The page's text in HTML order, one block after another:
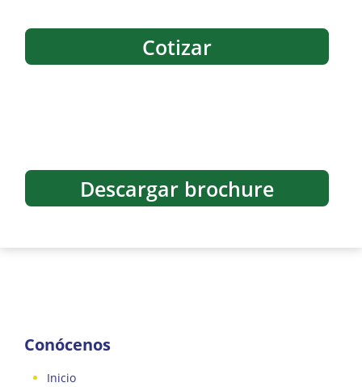
Cotizar
Descargar brochure
Conócenos
Inicio